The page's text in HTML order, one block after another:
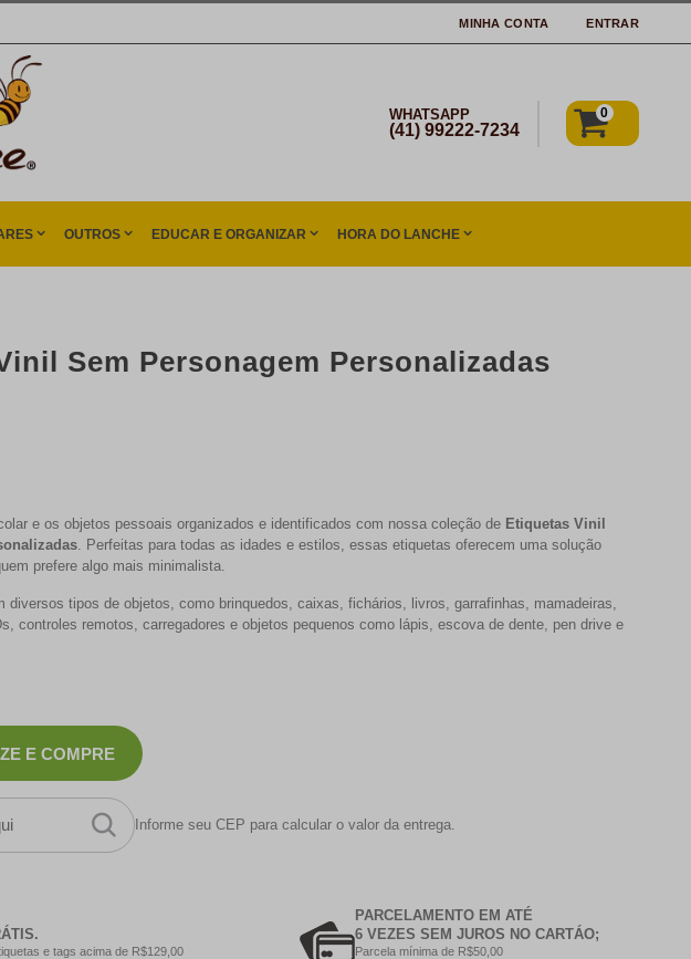
MINHA CONTA ENTRAR
WHATSAPP
(41) 99222-7234
0
OUTROS EDUCAR E ORGANIZAR HORA DO LANCHE
Sem Personagem Personalizadas
e os objetos pessoais organizados e identificados com nossa coleção de Etiquetas Vinil
. Perfeitas para todas as idades e estilos, essas etiquetas oferecem uma solução
prefere algo mais minimalista.
diversos tipos de objetos, como brinquedos, caixas, fichários, livros, garrafinhas, mamadeiras,
controles remotos, carregadores e objetos pequenos como lápis, escova de dente, pen drive e
E COMPRE
Informe seu CEP para calcular o valor da entrega.
e tags acima de R$129,00
PARCELAMENTO EM ATÉ
6 VEZES SEM JUROS NO CARTÁO;
Parcela mínima de R$50,00